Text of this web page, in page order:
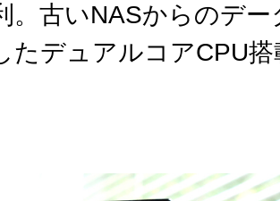
。古いNASからのデ
たデュアルコアCPU